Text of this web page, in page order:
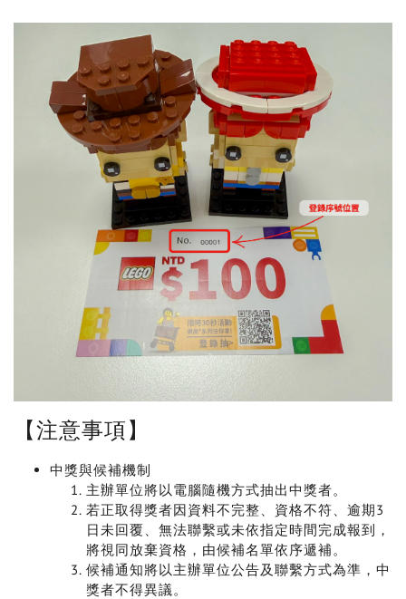
【注意事項】
中獎與候補機制
主辦單位將以電腦隨機方式抽出中獎者。
若正取得獎者因資料不完整、資格不符、逾期3
日未回覆、無法聯繫或未依指定時間完成報到，
將視同放棄資格，由候補名單依序遞補。
候補通知將以主辦單位公告及聯繫方式為準，中
獎者不得異議。